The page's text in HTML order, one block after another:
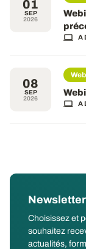
01
SEP
2026
A
08
SEP
2026
A
Choisissez et
souhaitez
actualités,